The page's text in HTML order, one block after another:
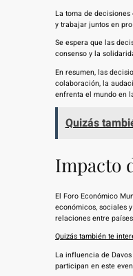
La toma de
y trabajar juntos en
Se espera que las
consenso y la
En resumen, las
colaboración, la
enfrenta el mundo en
Quizás
Impacto
El Foro Económico
económicos, sociales
relaciones entre
Quizás también te
La influencia de
participan en este